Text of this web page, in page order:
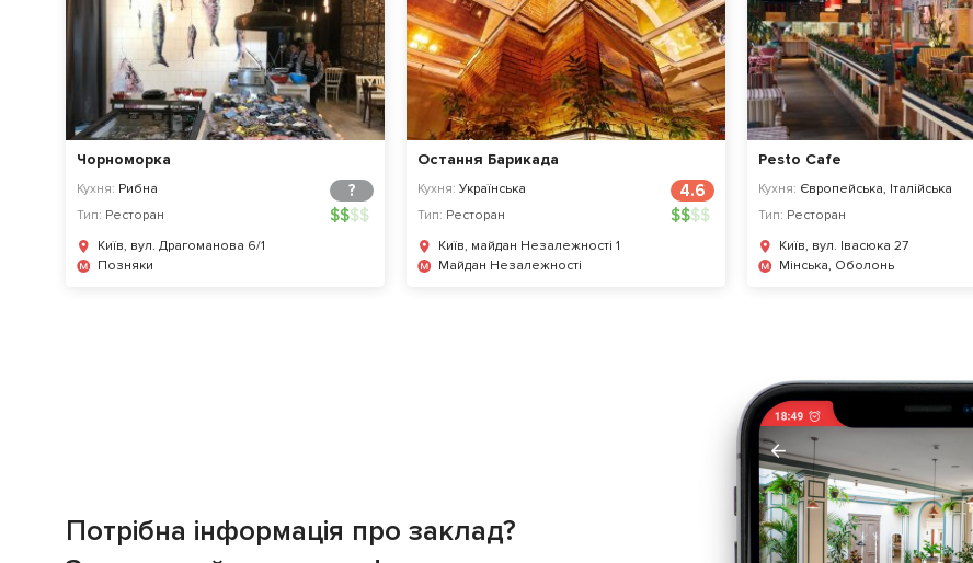
Чорноморка
Кухня: Рибна
Тип: Ресторан
?
$$$$
Київ, вул. Драгоманова 6/1
Позняки
Остання Барикада
Кухня: Українська
Тип: Ресторан
4.6
$$$$
Київ, майдан Незалежності 1
Майдан Незалежності
Pesto Cafe
Кухня: Європейська, Італійська
Тип: Ресторан
Київ, вул. Івасюка 27
Мінська, Оболонь
Потрібна інформація про заклад?